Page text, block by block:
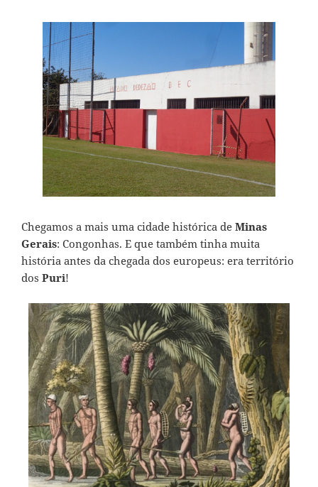
Chegamos a mais uma cidade histórica de Minas
Gerais: Congonhas. E que também tinha muita
história antes da chegada dos europeus: era território
dos Puri!